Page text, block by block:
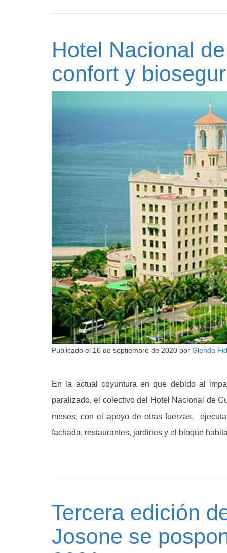
Hotel Nacional
confort y
Publicado el 16 de septiembre de 2020 por Glenda
En la actual coyuntura en que debido al
paralizado, el colectivo del Hotel Nacional de
meses, con el apoyo de otras fuerzas,
fachada, restaurantes, jardines y el bloque
Tercera edición
Josone se